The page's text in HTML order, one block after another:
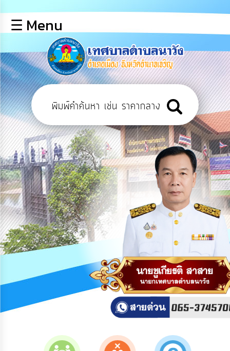
หลัก
ข้อมูล
พื้น
ฐาน
บุคลากร
แผน
ยุทธศาสตร์
ข่าวสาร
การ
เปิด
เผย
ข้อมูล
สาธารณะ
OIT
กิจการ
สภา
บริการ
☰ Menu